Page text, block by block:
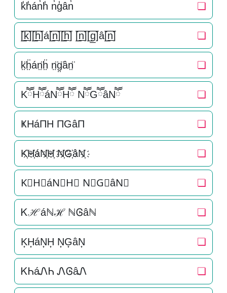
k̾h̾án̾h̾ n̾g̾ân̾ ❏
[̲̅k̲̅][̲̅h̲̅]á[̲̅n̲̅][̲̅h̲̅] [̲̅n̲̅][̲̅g̲̅]â[̲̅n̲̅] ❏
k̤̈ḧ̤án̤̈ḧ̤ n̤̈g̤̈ân̤̈ ❏
KཽHཽáNཽHཽ NཽGཽâNཽ ❏
ҜHáΠH ΠGâΠ ❏
K҉H҉áN҉H҉ N҉G҉âN҉ ❏
K⃜H⃜áN⃜H⃜ N⃜G⃜âN⃜ ❏
Ꮶℋáℕℋ ℕᎶâℕ ❏
K͎H͎áN͎H͎ N͎G͎âN͎ ❏
ᏦᏂáᏁᏂ ᏁᎶâᏁ ❏